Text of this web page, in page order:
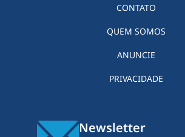
CONTATO
QUEM SOMOS
ANUNCIE
PRIVACIDADE
Newsletter